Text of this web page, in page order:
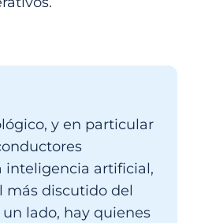
y en particular
inteligencia artificial,
más discutido del
lado, hay quienes